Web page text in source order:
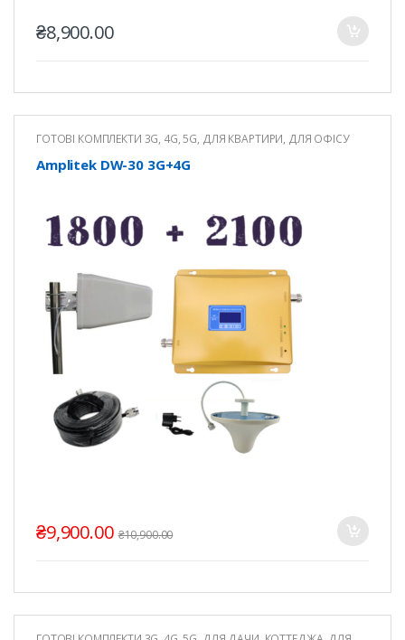
₴8,900.00
ГОТОВІ КОМПЛЕКТИ 3G, 4G, 5G, ДЛЯ КВАРТИРИ, ДЛЯ ОФІСУ
Amplitek DW-30 3G+4G
₴9,900.00 ₴10,900.00